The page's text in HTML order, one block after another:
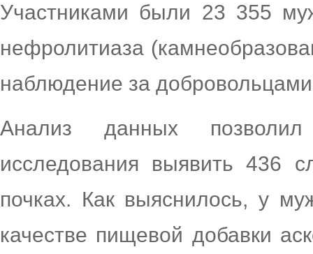
Участниками были 23 355
нефролитиаза
наблюдение за
Анализ данных
исследования выявить 436
почках. Как выяснилось, у
качестве пищевой добавки